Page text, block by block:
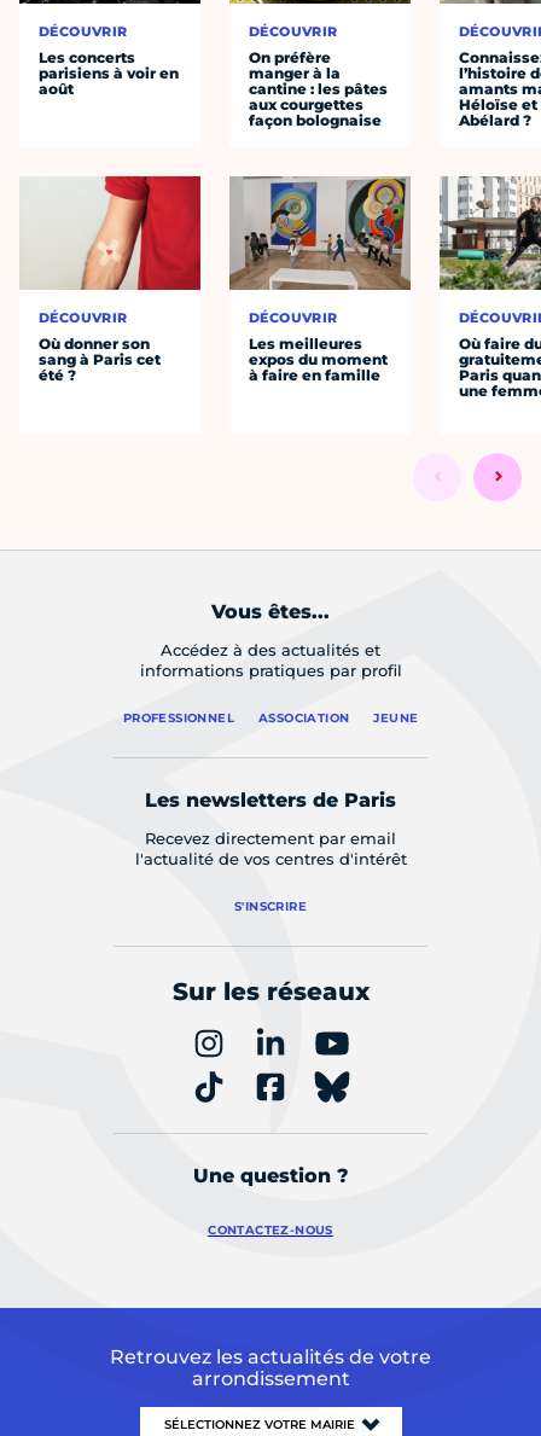
DÉCOUVRIR
Les concerts
parisiens à voir en
août
DÉCOUVRIR
Où donner son
sang à Paris cet
été ?
DÉCOUVRIR
On préfère
manger à la
cantine : les pâtes
aux courgettes
façon bolognaise
DÉCOUVRIR
Les meilleures
expos du moment
à faire en famille
l’histoire
amants
Héloïse et
Abélard ?
Où faire
Paris
une
Vous êtes...
Accédez à des actualités et
informations pratiques par profil
PROFESSIONNEL ASSOCIATION JEUNE
Les newsletters de Paris
Recevez directement par email
l'actualité de vos centres d'intérêt
S'INSCRIRE
Sur les réseaux
Une question ?
CONTACTEZ-NOUS
Retrouvez les actualités de votre
arrondissement